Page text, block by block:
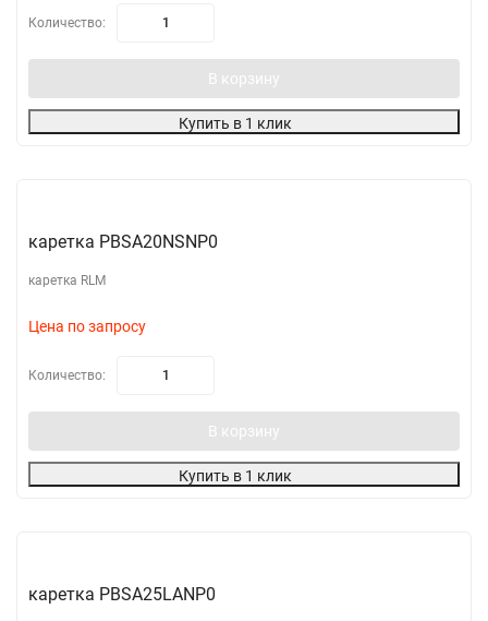
Количество:
В корзину
Купить в 1 клик
каретка PBSA20NSNP0
каретка RLM
Цена по запросу
Количество:
В корзину
Купить в 1 клик
каретка PBSA25LANP0